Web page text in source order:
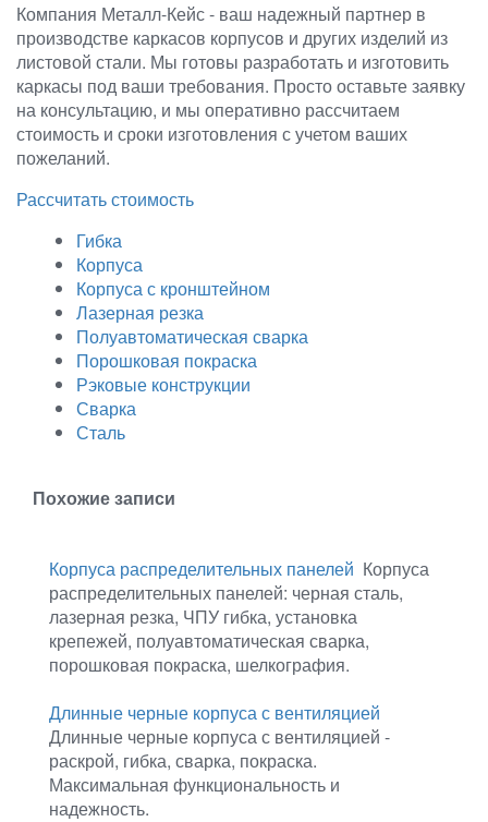
Компания Металл-Кейс - ваш надежный партнер в
производстве каркасов корпусов и других изделий из
листовой стали. Мы готовы разработать и изготовить
каркасы под ваши требования. Просто оставьте заявку
на консультацию, и мы оперативно рассчитаем
стоимость и сроки изготовления с учетом ваших
пожеланий.
Рассчитать стоимость
Гибка
Корпуса
Корпуса с кронштейном
Лазерная резка
Полуавтоматическая сварка
Порошковая покраска
Рэковые конструкции
Сварка
Сталь
Похожие записи
Корпуса распределительных панелей ️ Корпуса
распределительных панелей: черная сталь,
лазерная резка, ЧПУ гибка, установка
крепежей, полуавтоматическая сварка,
порошковая покраска, шелкография.
Длинные черные корпуса с вентиляцией
Длинные черные корпуса с вентиляцией -
раскрой, гибка, сварка, покраска.
Максимальная функциональность и
надежность.